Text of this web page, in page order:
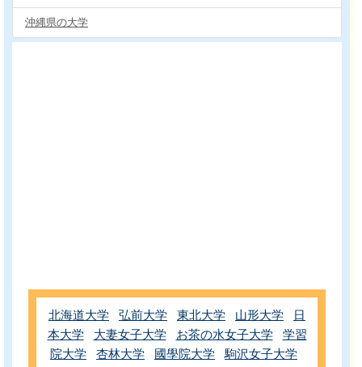
沖縄県の大学
北海道大学 弘前大学 東北大学 山形大学
日
本大学
大妻女子大学 お茶の水女子大学
学習
院大学
杏林大学 國學院大学
駒沢女子大学